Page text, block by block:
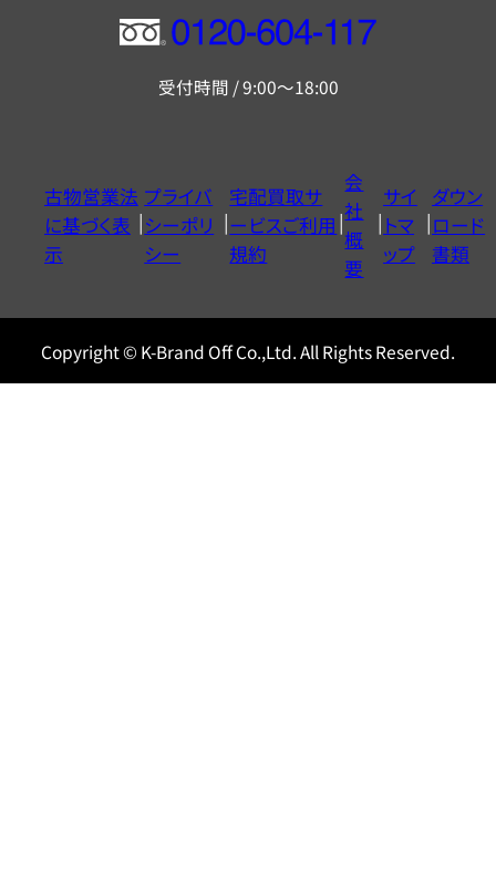
フ
ー
ヤ
ル
0120604117
受付時間 / 9:00～18:00
古物営業法
に基づく表
示
プライバ
シーポリ
シー
宅配買取サ
ービスご利用
規約
会
社
概
要
サイ
トマ
ップ
ダウン
ロード
書類
Copyright © K-Brand Off Co.,Ltd. All Rights Reserved.